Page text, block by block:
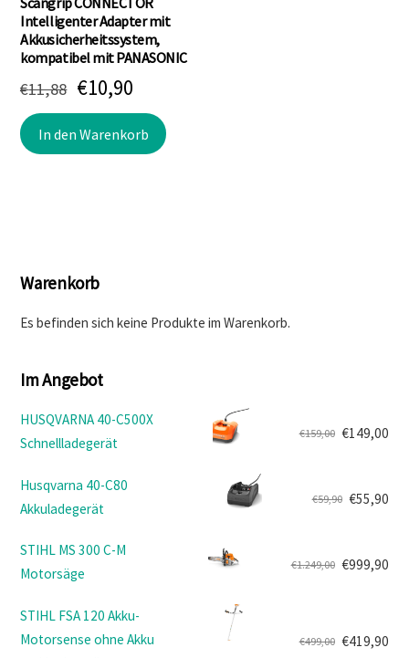
Intelligenter Adapter mit
Akkusicherheitssystem,
kompatibel mit PANASONIC
€11,88 Ursprünglicher
Preis
war:
€10,90Aktueller
Preis
ist:
In den Warenkorb
Warenkorb
Es befinden sich keine Produkte im Warenkorb.
Im Angebot
HUSQVARNA 40-C500X
Schnellladegerät
€159,00
Ursprünglicher
war:
€159,00
€149,00
Aktueller
ist:
€149,00.
Husqvarna 40-C80
Akkuladegerät
€59,90
Ursprünglicher
war:
€59,90
€55,90
Aktueller
ist:
€55,90.
STIHL MS 300 C-M
Motorsäge
€1.249,00
Ursprünglicher
war:
€1.249,00
€999,90
Aktueller
ist:
€999,90.
STIHL FSA 120 Akku-
Motorsense ohne Akku
€499,00 €419,90